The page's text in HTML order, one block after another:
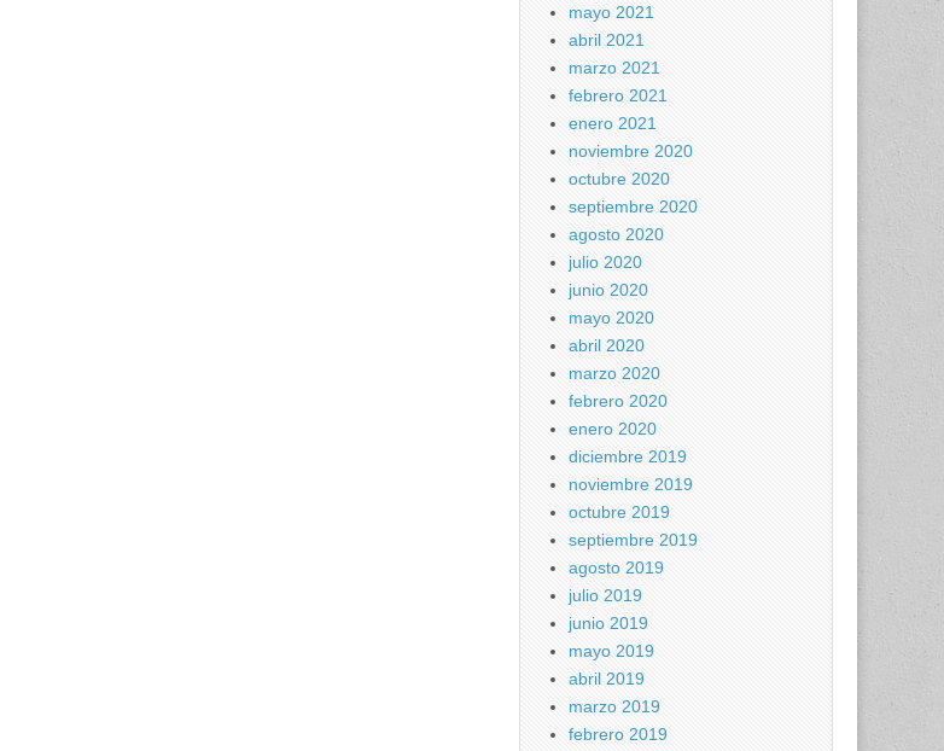
mayo 2021
abril 2021
marzo 2021
febrero 2021
enero 2021
noviembre 2020
octubre 2020
septiembre 2020
agosto 2020
julio 2020
junio 2020
mayo 2020
abril 2020
marzo 2020
febrero 2020
enero 2020
diciembre 2019
noviembre 2019
octubre 2019
septiembre 2019
agosto 2019
julio 2019
junio 2019
mayo 2019
abril 2019
marzo 2019
febrero 2019